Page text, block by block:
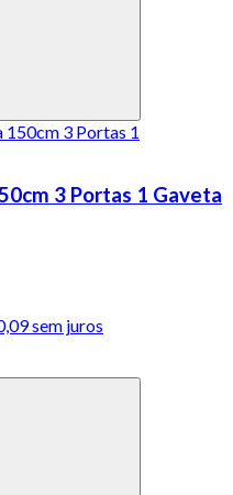
3 Portas 1 Gaveta
sem juros